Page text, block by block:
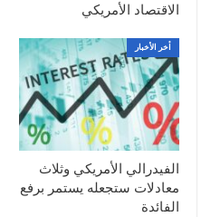
الاقتصاد الأمريكي
أخر الأخبار
الفيدرالي الأمريكي وثلاث
معادلات ستجعله يستمر برفع
الفائدة